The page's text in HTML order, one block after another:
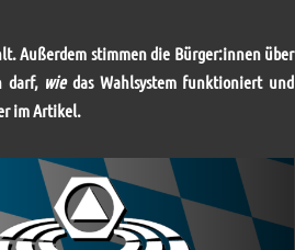
Außerdem stimmen die Bürger:innen über
darf, wiedas Wahlsystem funktioniert und
im Artikel.